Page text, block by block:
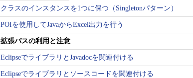
クラスのインスタンスを1つに保つ（Singletonパターン）
POIを使用してJavaからExcel出力を行う
拡張パスの利用と注意
EclipseでライブラリとJavadocを関連付ける
Eclipseでライブラリとソースコードを関連付ける